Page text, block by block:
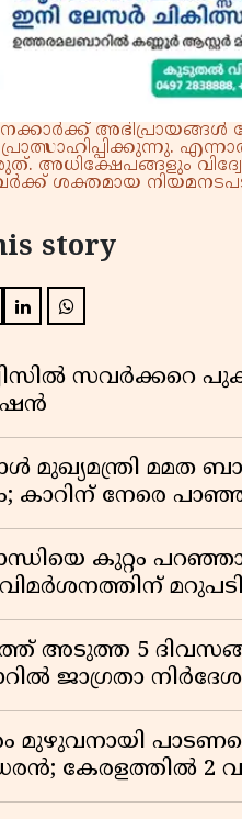
അഭിപ്രായങ്ങൾ
അധിക്ഷേപങ്ങളും
ശക്തമായ നിയമനടപടി
story
സവർക്കറെ
മുഖ്യമന്ത്രി മമത
കാറിന് നേരെ
കുറ്റം
വിമർശനത്തിന്
അടുത്ത 5
ജാഗ്രതാ
മുഴുവനായി
കേരളത്തിൽ 2